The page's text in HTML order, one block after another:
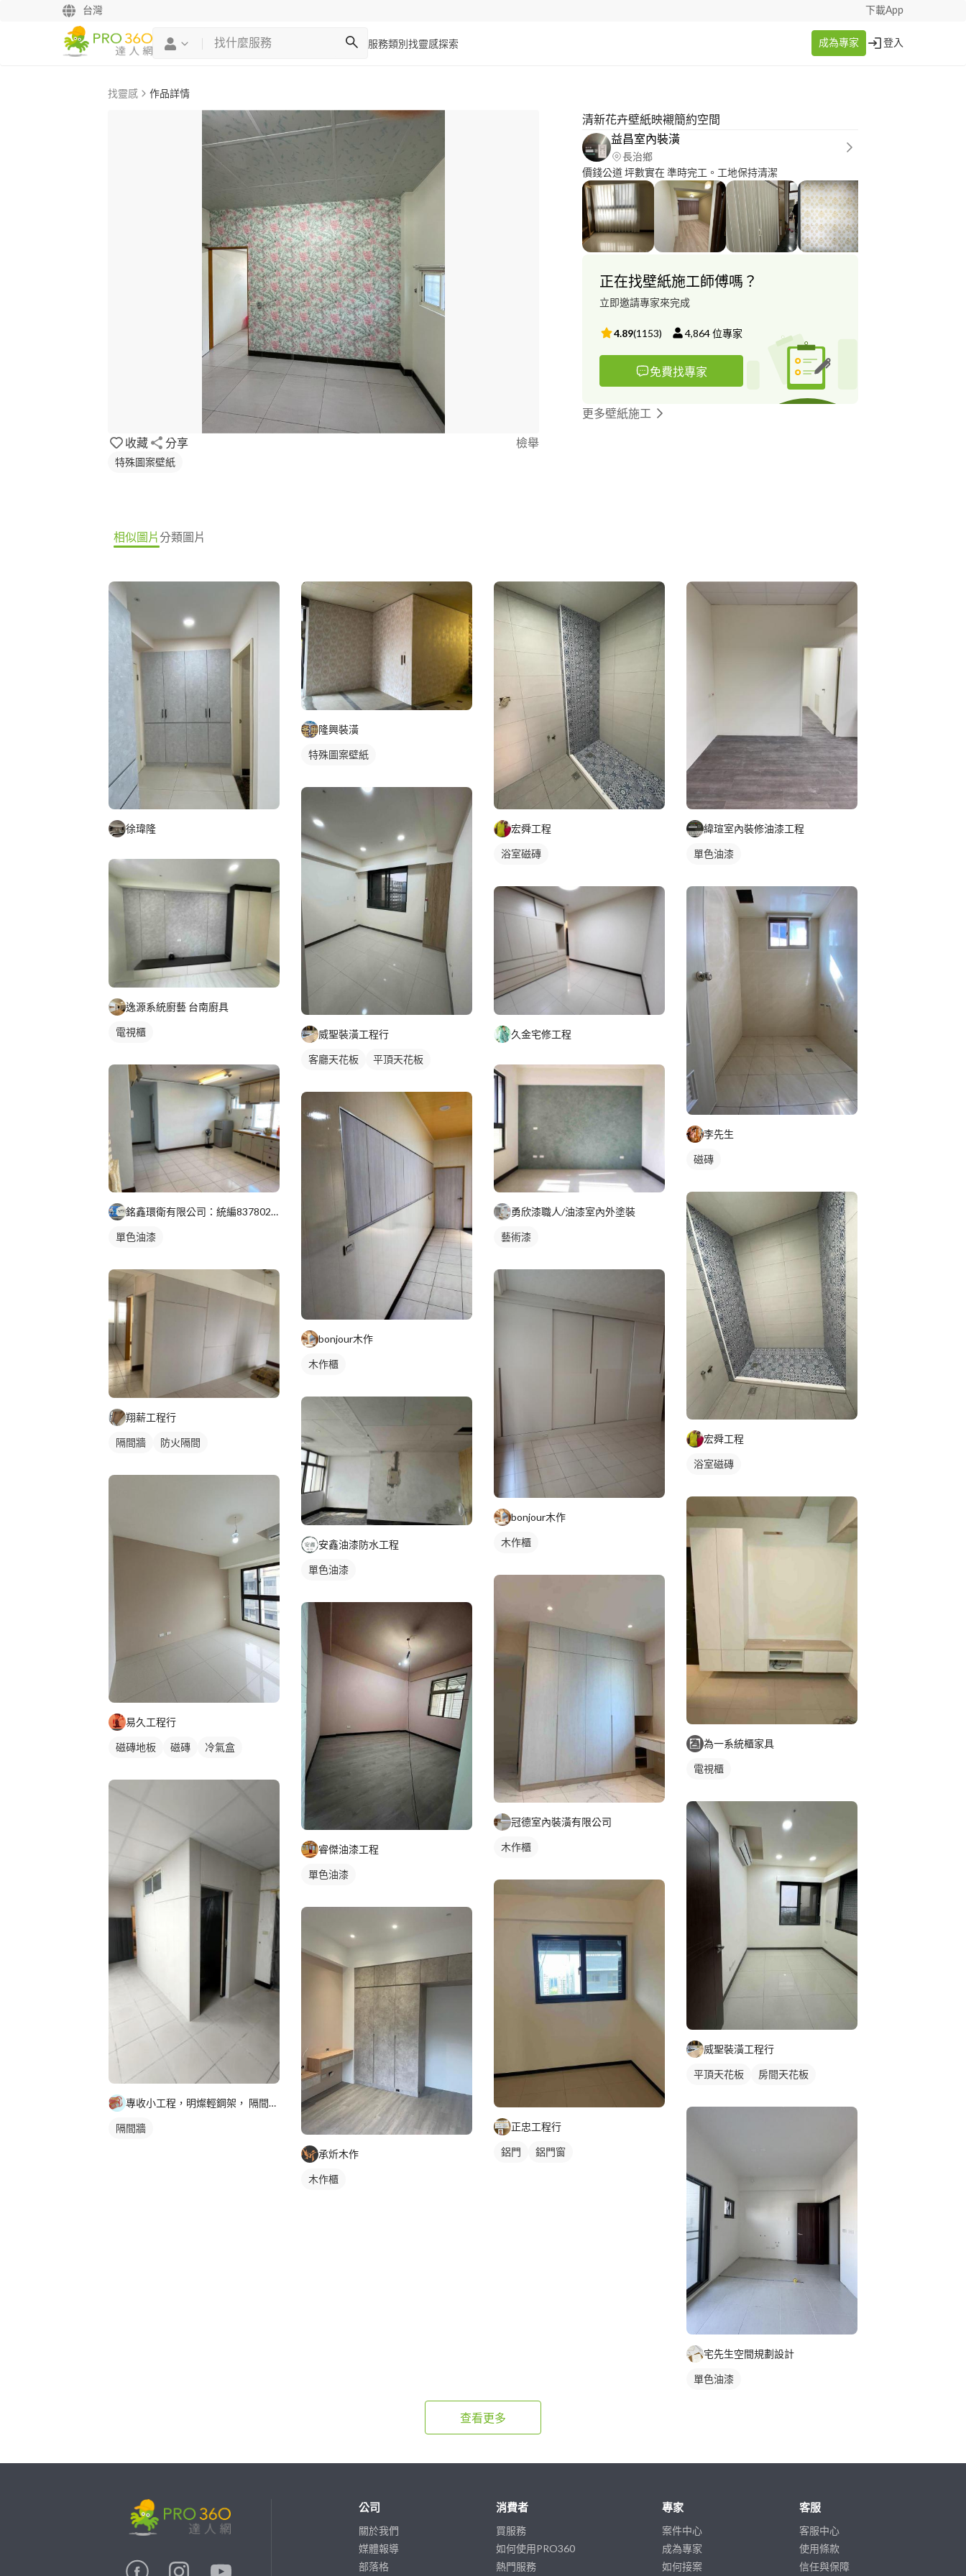
台灣 下載App
服務類別 找靈感探索 成為專家 登入
找靈感 作品詳情
收藏 分享 檢舉
特殊圖案壁紙
清新花卉壁紙映襯簡約空間
益昌室內裝潢
長治鄉
價錢公道 坪數實在 準時完工。工地保持清潔
正在找壁紙施工師傅嗎？
立即邀請專家來完成
4.89(1153) 4,864位專家
免費找專家
更多壁紙施工
相似圖片分類圖片
徐瑋隆
逸源系統廚藝 台南廚具
電視櫃
銘鑫環衛有限公司：統編83780220:各種蟲害防治.居家清
單色油漆
翔薪工程行
隔間牆 防火隔間
易久工程行
磁磚地板 磁磚 冷氣盒
專收小工程，明燦輕鋼架， 隔間，天花板，維修，開孔，專作小坪
隔間牆
隆興裝潢
特殊圖案壁紙
威聖裝潢工程行
客廳天花板 平頂天花板
bonjour木作
木作櫃
安鑫油漆防水工程
單色油漆
睿傑油漆工程
單色油漆
承炘木作
木作櫃
宏舜工程
浴室磁磚
久金宅修工程
勇欣漆職人/油漆室內外塗裝
藝術漆
bonjour木作
木作櫃
冠德室內裝潢有限公司
木作櫃
正忠工程行
鋁門 鋁門窗
緯瑄室內裝修油漆工程
單色油漆
李先生
磁磚
宏舜工程
浴室磁磚
為一系統櫃家具
電視櫃
威聖裝潢工程行
平頂天花板 房間天花板
宅先生空間規劃設計
單色油漆
查看更多
公司
關於我們
媒體報導
部落格
消費者
買服務
如何使用PRO360
熱門服務
專家
案件中心
成為專家
如何接案
客服
客服中心
使用條款
信任與保障